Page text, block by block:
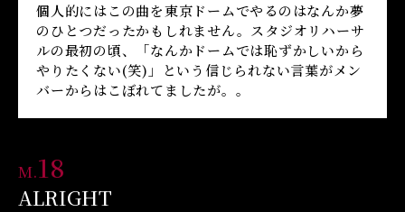
個人的にはこの曲を東京ドームでやるのはなんか夢
のひとつだったかもしれません。スタジオリハーサ
ルの最初の頃、「なんかドームでは恥ずかしいから
やりたくない(笑)」という信じられない言葉がメン
バーからはこぼれてましたが。。
M.18
ALRIGHT